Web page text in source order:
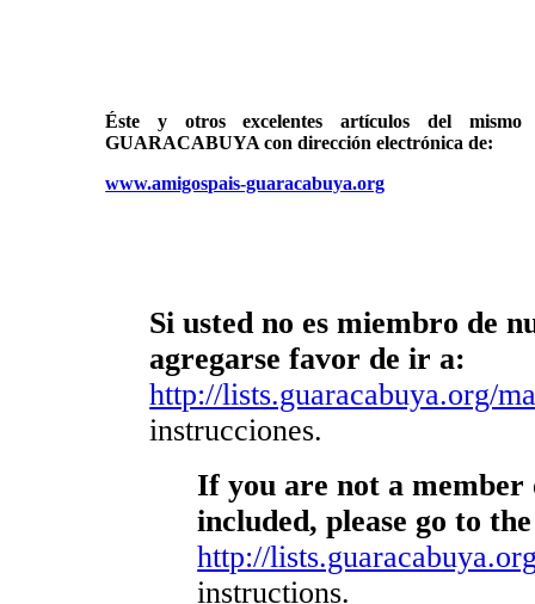
Éste y otros excelentes artículos del
GUARACABUYA con dirección electrónica de:
www.amigospais-guaracabuya.org
Si usted no es miembro de
agregarse favor de ir a:
http://lists.guaracabuya.org/
instrucciones.
If you are not a
included, please go to
http://
instructions.